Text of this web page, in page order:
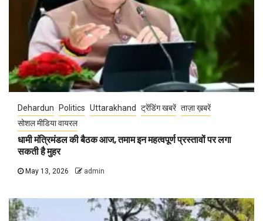
Dehardun Politics Uttarakhand ट्रेंडिंग खबरें ताज़ा ख़बरें
सोशल मीडिया वायरल
धामी मंत्रिमंडल की बैठक आज, तमाम इन महत्वपूर्ण प्रस्तावों पर लगा
सकती है मुहर
May 13, 2026 admin